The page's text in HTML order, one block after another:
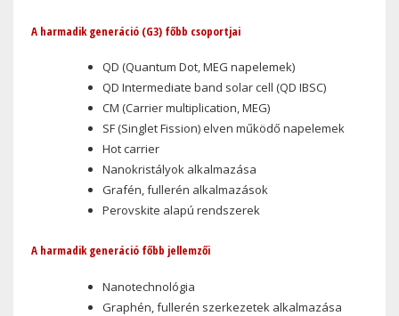
A harmadik generáció (G3) főbb csoportjai
QD (Quantum Dot, MEG napelemek)
QD Intermediate band solar cell (QD IBSC)
CM (Carrier multiplication, MEG)
SF (Singlet Fission) elven működő napelemek
Hot carrier
Nanokristályok alkalmazása
Grafén, fullerén alkalmazások
Perovskite alapú rendszerek
A harmadik generáció főbb jellemzői
Nanotechnológia
Graphén, fullerén szerkezetek alkalmazása